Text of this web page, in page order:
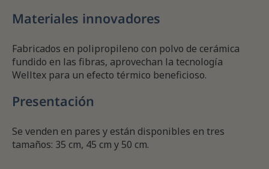
Materiales innovadores
Fabricados en polipropileno con polvo de cerámica
fundido en las fibras, aprovechan la tecnología
Welltex para un efecto térmico beneficioso.
Presentación
Se venden en pares y están disponibles en tres
tamaños: 35 cm, 45 cm y 50 cm.